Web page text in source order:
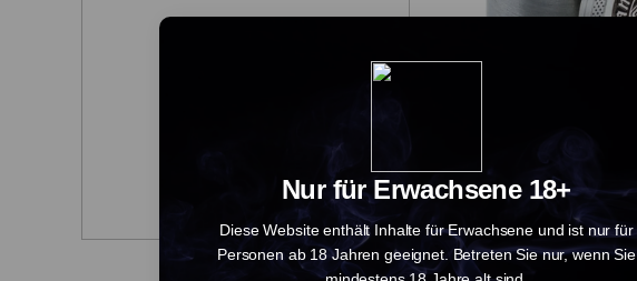
Nur für Erwachsene 18+
Diese Website enthält Inhalte für Erwachsene und ist nur für
Personen ab 18 Jahren geeignet. Betreten Sie nur, wenn Sie
Amsterdam Grün 4-Teiliger Zink-Mühle 40 mm (Gold)
€ 14.99